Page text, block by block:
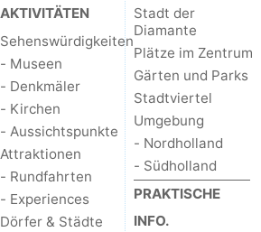
AKTIVITÄTEN
Sehenswürdigkeiten
- Museen
- Denkmäler
- Kirchen
- Aussichtspunkte
Attraktionen
- Rundfahrten
- Experiences
Dörfer & Städte
Stadt der
Diamante
Plätze im Zentrum
Gärten und Parks
Stadtviertel
Umgebung
- Nordholland
- Südholland
PRAKTISCHE
INFO.